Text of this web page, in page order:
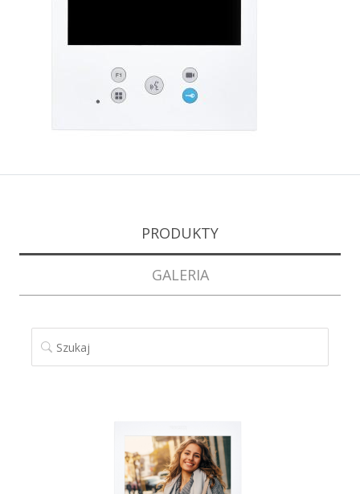
PRODUKTY
GALERIA
SZUKAJ